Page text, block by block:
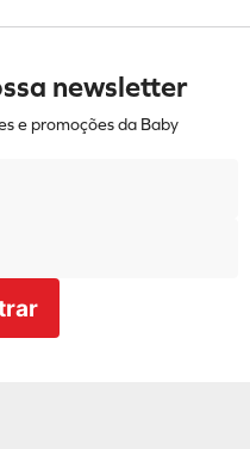
newsletter
e promoções da Baby